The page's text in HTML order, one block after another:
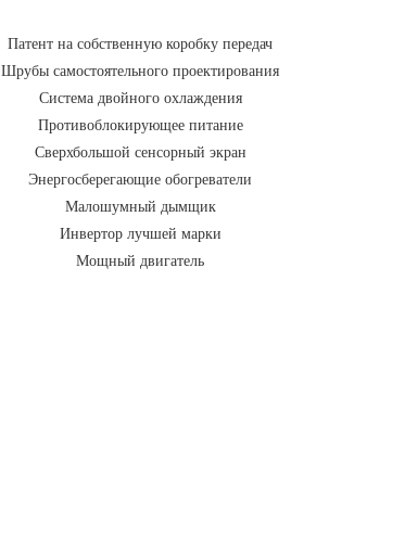
Патент на собственную коробку передач
Шрубы самостоятельного проектирования
Система двойного охлаждения
Противоблокирующее питание
Сверхбольшой сенсорный экран
Энергосберегающие обогреватели
Малошумный дымщик
Инвертор лучшей марки
Мощный двигатель